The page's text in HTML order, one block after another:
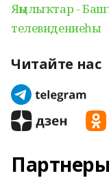
Яңылыҡтар -
телевидениеһы
Читайте нас
Партнеры